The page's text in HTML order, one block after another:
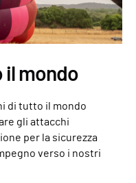
il mondo
di tutto il mondo
gli attacchi
per la sicurezza
verso i nostri